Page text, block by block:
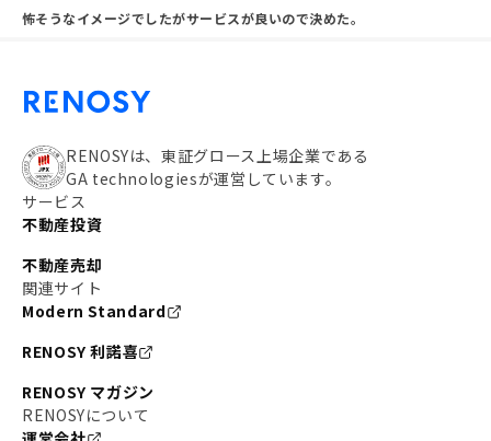
怖そうなイメージでしたがサービスが良いので決めた。
RENOSYは、東証グロース上場企業である
GA technologiesが運営しています。
サービス
不動産投資
不動産売却
関連サイト
Modern Standard
RENOSY 利諾喜
RENOSY マガジン
RENOSYについて